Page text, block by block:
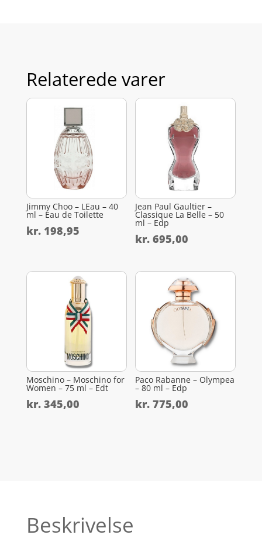
Relaterede varer
Jimmy Choo – LEau – 40
ml – Eau de Toilette
kr.198,95
Jean Paul Gaultier –
Classique La Belle – 50
ml – Edp
kr. 695,00
Moschino – Moschino for
Women – 75 ml – Edt
kr.345,00
Paco Rabanne – Olympea
– 80 ml – Edp
kr. 775,00
Beskrivelse